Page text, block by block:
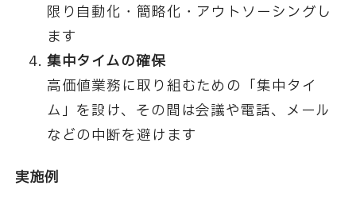
限り自動化・簡略化・アウトソーシングし
ます
集中タイムの確保
高価値業務に取り組むための「集中タイ
ム」を設け、その間は会議や電話、メール
などの中断を避けます
実施例